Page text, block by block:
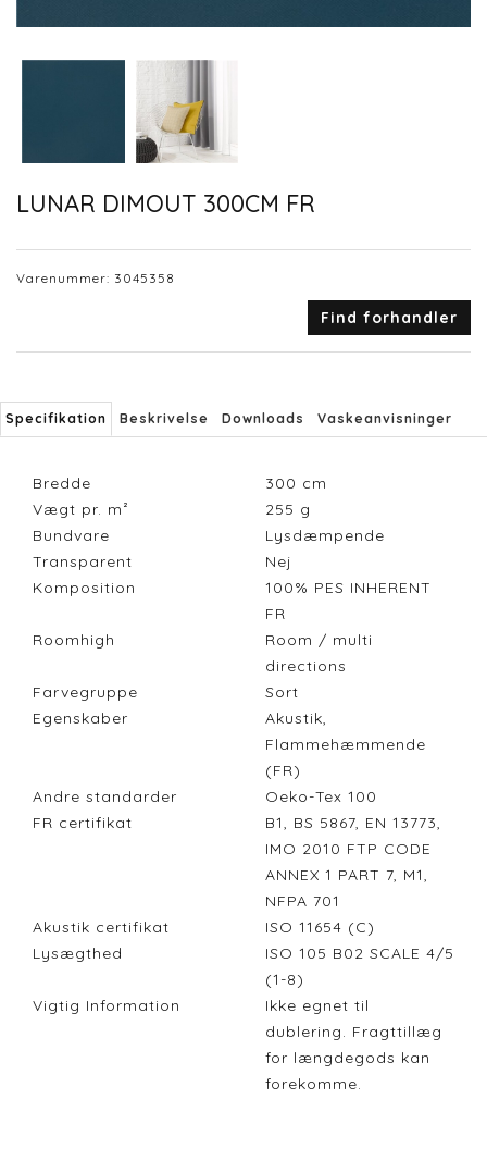
LUNAR DIMOUT 300CM FR
Varenummer: 3045358
Find forhandler
Specifikation Beskrivelse Downloads Vaskeanvisninger
Bredde 300 cm
Vægt pr. m²
255 g
Bundvare
Lysdæmpende
Transparent
Nej
Komposition
100% PES INHERENT
FR
Roomhigh
Room / multi
directions
Farvegruppe
Sort
Egenskaber
Akustik,
Flammehæmmende
(FR)
Andre standarder
Oeko-Tex 100
FR certifikat
B1, BS 5867, EN 13773,
IMO 2010 FTP CODE
ANNEX 1 PART 7, M1,
NFPA 701
Akustik certifikat
ISO 11654 (C)
Lysægthed
ISO 105 B02 SCALE 4/5
(1-8)
Vigtig Information
Ikke egnet til
dublering. Fragttillæg
for længdegods kan
forekomme.